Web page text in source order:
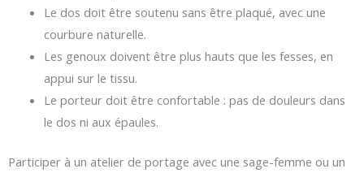
Le dos doit être soutenu sans être plaqué, avec une
courbure naturelle.
Les genoux doivent être plus hauts que les fesses, en
appui sur le tissu.
Le porteur doit être confortable : pas de douleurs dans
le dos ni aux épaules.
Participer à un atelier de portage avec une sage-femme ou un